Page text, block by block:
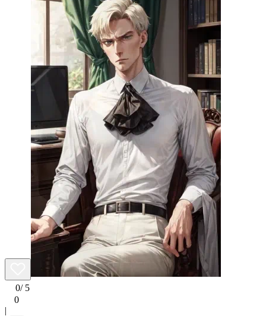
0/ 5
0
|